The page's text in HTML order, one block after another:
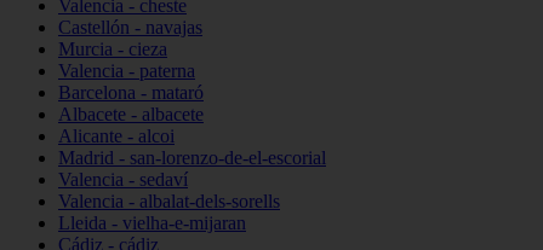
Valencia - cheste
Castellón - navajas
Murcia - cieza
Valencia - paterna
Barcelona - mataró
Albacete - albacete
Alicante - alcoi
Madrid - san-lorenzo-de-el-escorial
Valencia - sedaví
Valencia - albalat-dels-sorells
Lleida - vielha-e-mijaran
Cádiz - cádiz